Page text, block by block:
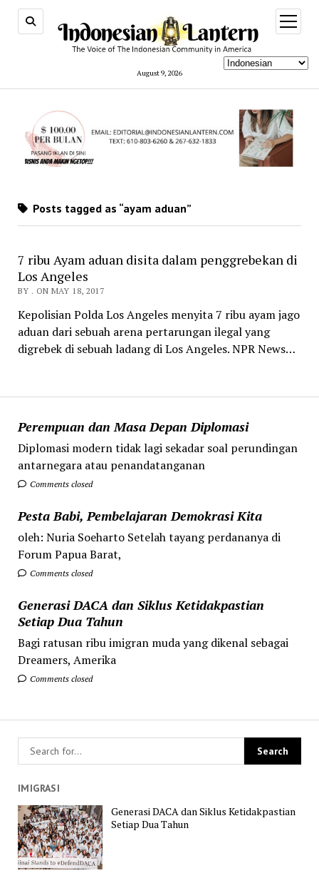
August 9, 2026
open
menu
Perempuan dan Masa Depan Diplomasi
Diplomasi modern tidak lagi sekadar soal perundingan
antarnegara atau penandatanganan
Comments closed
Pesta Babi, Pembelajaran Demokrasi Kita
oleh: Nuria Soeharto Setelah tayang perdananya di
Forum Papua Barat,
Comments closed
Generasi DACA dan Siklus Ketidakpastian
Setiap Dua Tahun
Bagi ratusan ribu imigran muda yang dikenal sebagai
Dreamers, Amerika
Comments closed
Posts tagged as “ayam aduan”
7 ribu Ayam aduan disita dalam penggrebekan di
Los Angeles
BY . ON MAY 18, 2017
Kepolisian Polda Los Angeles menyita 7 ribu ayam jago
aduan dari sebuah arena pertarungan ilegal yang
digrebek di sebuah ladang di Los Angeles. NPR News…
IMIGRASI
Generasi DACA dan Siklus Ketidakpastian
Setiap Dua Tahun